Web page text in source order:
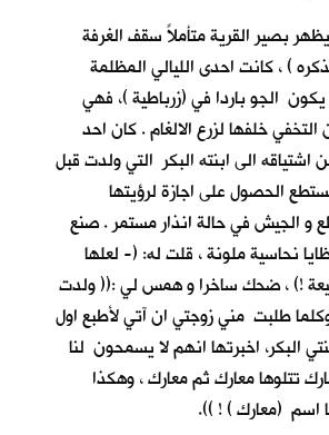
بصير القرية متأملاً سقف الغرفة
) ، كانت احدى الليالي المظلمة
يكون الجو باردا في (زرباطية )، فهي
خلفها لزرع الالغام . كان احد
الى ابنته البكر التي ولدت قبل
الحصول على اجازة لرؤيتها
و الجيش في حالة انذار مستمر . صنع
نحاسية ملونة ، قلت له: (- لعلها
!) ، ضحك ساخرا و همس لي :(( ولدت
طلبت مني زوجتي ان آتي لأطبع اول
البكر، اخبرتها انهم لا يسمحون لنا
تتلوها معارك ثم معارك ، وهكذا
اسم (معارك ) ! )).